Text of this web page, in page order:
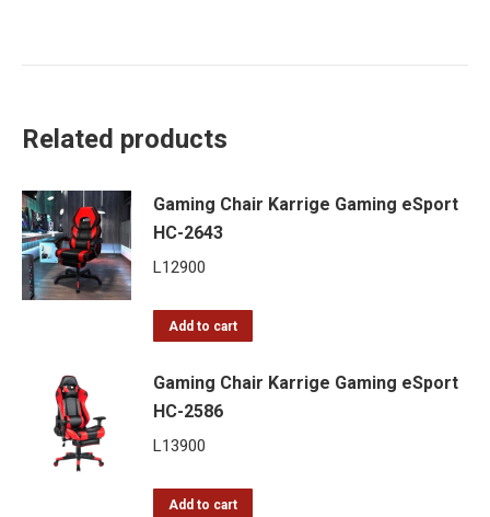
Related products
Gaming Chair Karrige Gaming eSport
HC-2643
L 12900
Add to cart
Gaming Chair Karrige Gaming eSport
HC-2586
L 13900
Add to cart